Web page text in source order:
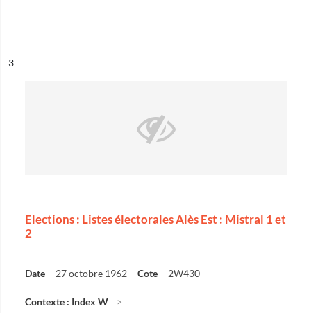
n°
3
Elections : Listes électorales Alès Est : Mistral 1 et
2
Date 27 octobre 1962 Cote 2W430
Contexte : Index W